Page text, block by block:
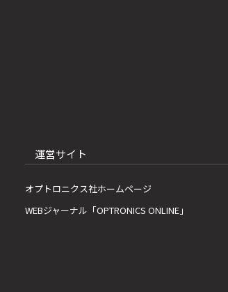
運営サイト
オプトロニクス社ホームページ
WEBジャーナル「OPTRONICS ONLINE」